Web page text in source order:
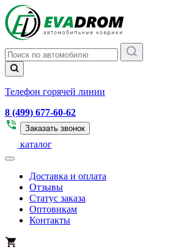
Телефон горячей линии
8 (499) 677-60-62
Заказать звонок
каталог
Доставка и оплата
Отзывы
Статус заказа
Оптовикам
Контакты